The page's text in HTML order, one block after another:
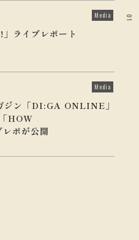
01
Media
ライブレポート
Media
ジン「DI:GA ONLINE」
HOW
ポが公開